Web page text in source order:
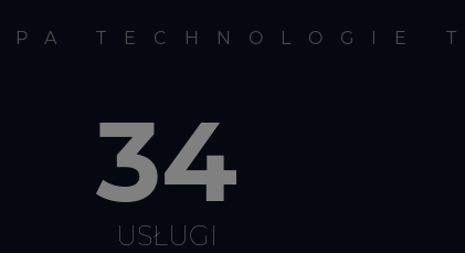
TECHNOLOGIE
34
USŁUGI